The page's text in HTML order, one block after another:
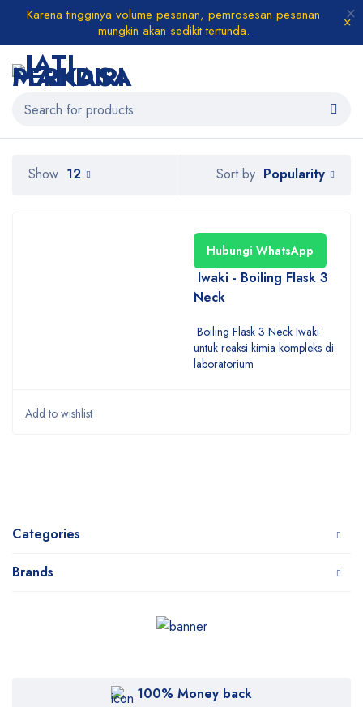
Karena tingginya volume pesanan, pemrosesan pesanan
mungkin akan sedikit tertunda.
Categories
Brands
Sort by Popularity
Show 12
Hubungi WhatsApp
Iwaki - Boiling Flask 3
Neck
Boiling Flask 3 Neck Iwaki
untuk reaksi kimia kompleks di
laboratorium
100% Money back